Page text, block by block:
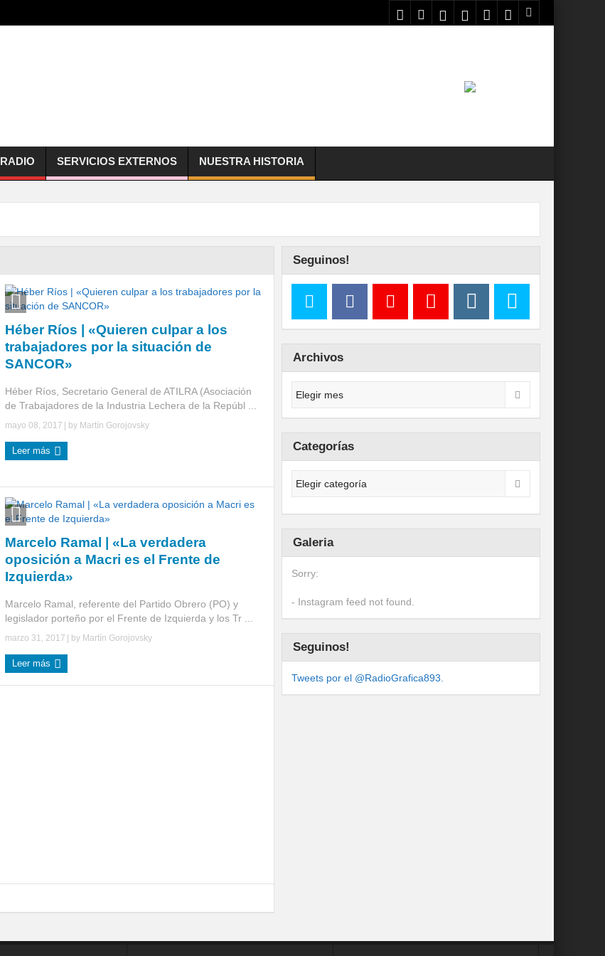
RADIO SERVICIOS EXTERNOS NUESTRA HISTORIA
Héber Ríos | «Quieren culpar a los
trabajadores por la situación de
SANCOR»
Héber Ríos, Secretario General de ATILRA (Asociación
de Trabajadores de la Industria Lechera de la Repúbl ...
mayo 08, 2017 | by Martín Gorojovsky
Leer más
Marcelo Ramal | «La verdadera
oposición a Macri es el Frente de
Izquierda»
Marcelo Ramal, referente del Partido Obrero (PO) y
legislador porteño por el Frente de Izquierda y los Tr ...
marzo 31, 2017 | by Martín Gorojovsky
Leer más
Seguinos!
Archivos
Categorías
Galeria
Sorry:
- Instagram feed not found.
Seguinos!
Tweets por el @RadioGrafica893.